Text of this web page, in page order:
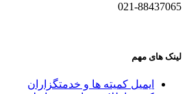
021-88437065
لینک های مهم
ایمیل کمیته ها و خدمتگزاران